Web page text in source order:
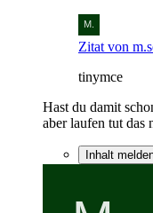
Zitat von
tinymce
Hast du damit
aber laufen tut das
Inhalt